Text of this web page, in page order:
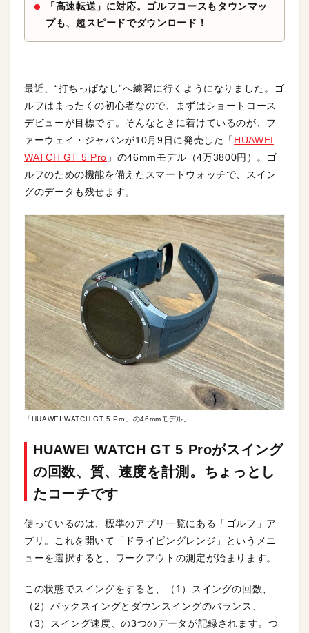
「高速転送」に対応。ゴルフコースもタウンマッ
プも、超スピードでダウンロード！
最近、“打ちっぱなし”へ練習に行くようになりました。ゴ
ルフはまったくの初心者なので、まずはショートコース
デビューが目標です。そんなときに着けているのが、フ
ァーウェイ・ジャパンが10月9日に発売した「 HUAWEI
WATCH GT 5 Pro 」の46mmモデル（4万3800円）。ゴ
ルフのための機能を備えたスマートウォッチで、スイン
グのデータも残せます。
「HUAWEI WATCH GT 5 Pro」の46mmモデル。
HUAWEI WATCH GT 5 Proがスイング
の回数、質、速度を計測。ちょっとし
たコーチです
使っているのは、標準のアプリ一覧にある「ゴルフ」ア
プリ。これを開いて「ドライビングレンジ」というメニ
ューを選択すると、ワークアウトの測定が始まります。
この状態でスイングをすると、（1）スイングの回数、
（2）バックスイングとダウンスイングのバランス、
（3）スイング速度、の3つのデータが記録されます。つ